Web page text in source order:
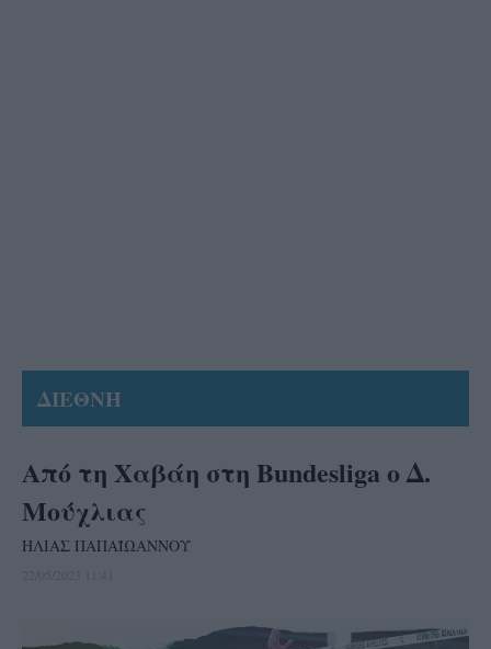
ΔΙΕΘΝΗ
Από τη Χαβάη στη Bundesliga ο Δ.
Μούχλιας
ΗΛΙΑΣ ΠΑΠΑΪΩΑΝΝΟΥ